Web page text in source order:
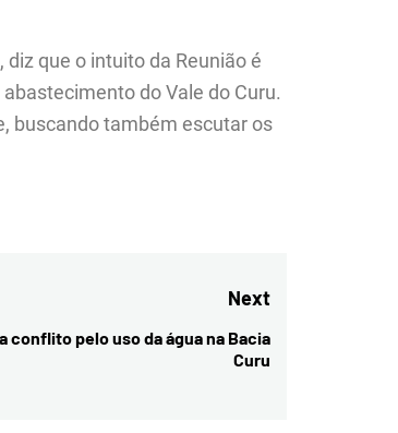
diz que o intuito da Reunião é
do Vale do Curu.
buscando também escutar os
Next
Next
conflito pelo uso da água na Bacia
Curu